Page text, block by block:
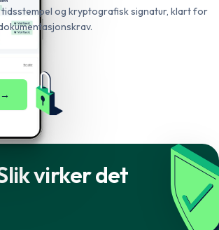
og kryptografisk signatur, klart for
→
virker det